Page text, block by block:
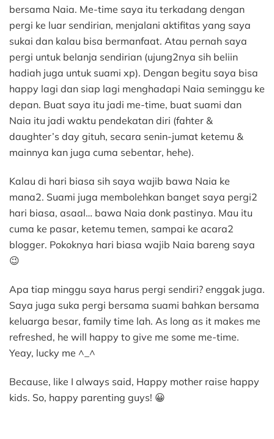
bersama Naia. Me-time saya itu terkadang dengan
pergi ke luar sendirian, menjalani aktifitas yang saya
sukai dan kalau bisa bermanfaat. Atau pernah saya
pergi untuk belanja sendirian (ujung2nya sih beliin
hadiah juga untuk suami xp). Dengan begitu saya bisa
happy lagi dan siap lagi menghadapi Naia seminggu ke
depan. Buat saya itu jadi me-time, buat suami dan
Naia itu jadi waktu pendekatan diri (fahter &
daughter’s day gituh, secara senin-jumat ketemu &
mainnya kan juga cuma sebentar, hehe).
Kalau di hari biasa sih saya wajib bawa Naia ke
mana2. Suami juga membolehkan banget saya pergi2
hari biasa, asaal… bawa Naia donk pastinya. Mau itu
cuma ke pasar, ketemu temen, sampai ke acara2
blogger. Pokoknya hari biasa wajib Naia bareng saya
😉
Apa tiap minggu saya harus pergi sendiri? enggak juga.
Saya juga suka pergi bersama suami bahkan bersama
keluarga besar, family time lah. As long as it makes me
refreshed, he will happy to give me some me-time.
Yeay, lucky me ^_^
Because, like I always said, Happy mother raise happy
kids. So, happy parenting guys! 😀